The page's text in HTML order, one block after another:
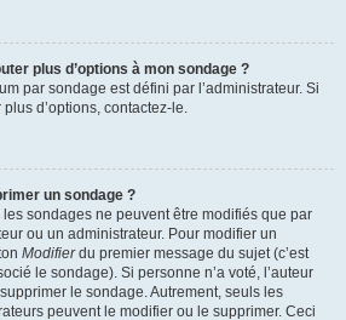
plus d’options à mon sondage ?
par sondage est défini par l’administrateur. Si
d’options, contactez-le.
un sondage ?
sondages ne peuvent être modifiés que par
ou un administrateur. Pour modifier un
Modifierdu premier message du sujet (c’est
le sondage). Si personne n’a voté, l’auteur
le sondage. Autrement, seuls les
peuvent le modifier ou le supprimer. Ceci